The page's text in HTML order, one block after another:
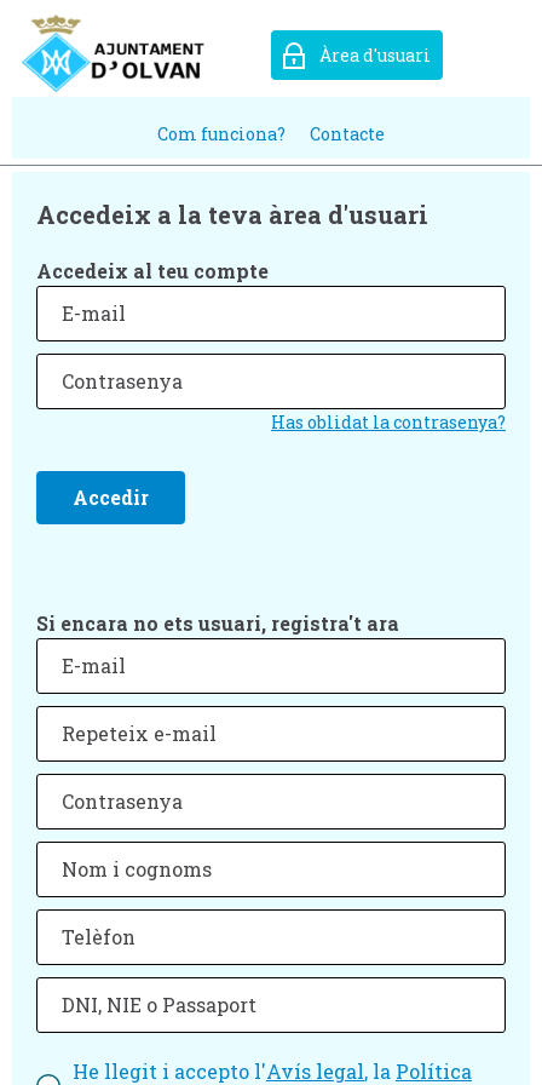
Àrea d'usuari
Com funciona? Contacte
Accedeix a la teva àrea d'usuari
Accedeix al teu compte
Has oblidat la contrasenya?
Si encara no ets usuari, registra't ara
He llegit i accepto l'Avís legal, la Política